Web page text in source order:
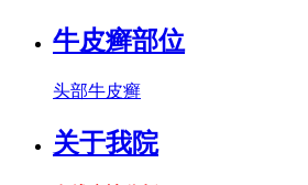
牛皮癣部位
头部牛皮癣
关于我院